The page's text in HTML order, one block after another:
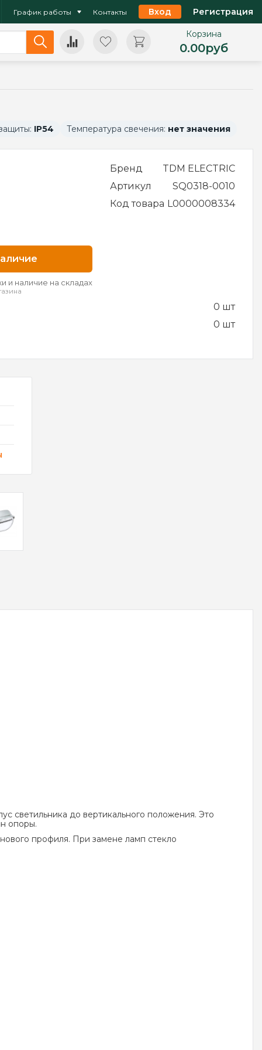
График работы Контакты Вход Регистрация
Корзина
0.00руб
IP54 Температура свечения: нет значения
и наличие на складах
Бренд
TDM ELECTRIC
Артикул
SQ0318-0010
Код товара L0000008334
0 шт
0 шт
светильника до вертикального положения. Это
опоры.
профиля. При замене ламп стекло